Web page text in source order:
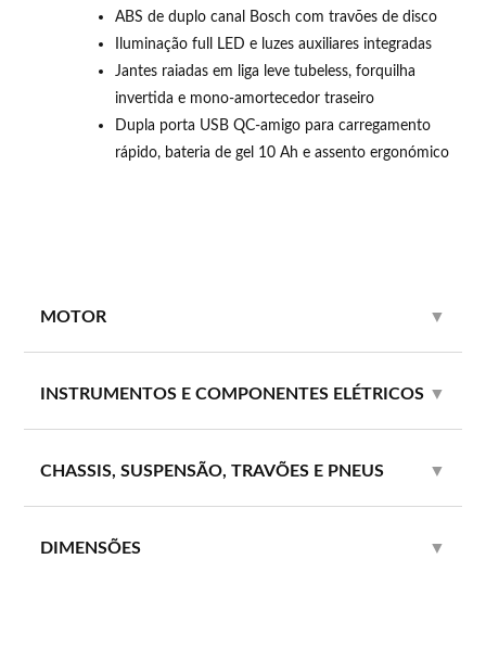
ABS de duplo canal Bosch com travões de disco
Iluminação full LED e luzes auxiliares integradas
Jantes raiadas em liga leve tubeless, forquilha
invertida e mono‑amortecedor traseiro
Dupla porta USB QC‑amigo para carregamento
rápido, bateria de gel 10 Ah e assento ergonómico
MOTOR ▼
INSTRUMENTOS E COMPONENTES ELÉTRICOS ▼
CHASSIS, SUSPENSÃO, TRAVÕES E PNEUS ▼
DIMENSÕES ▼